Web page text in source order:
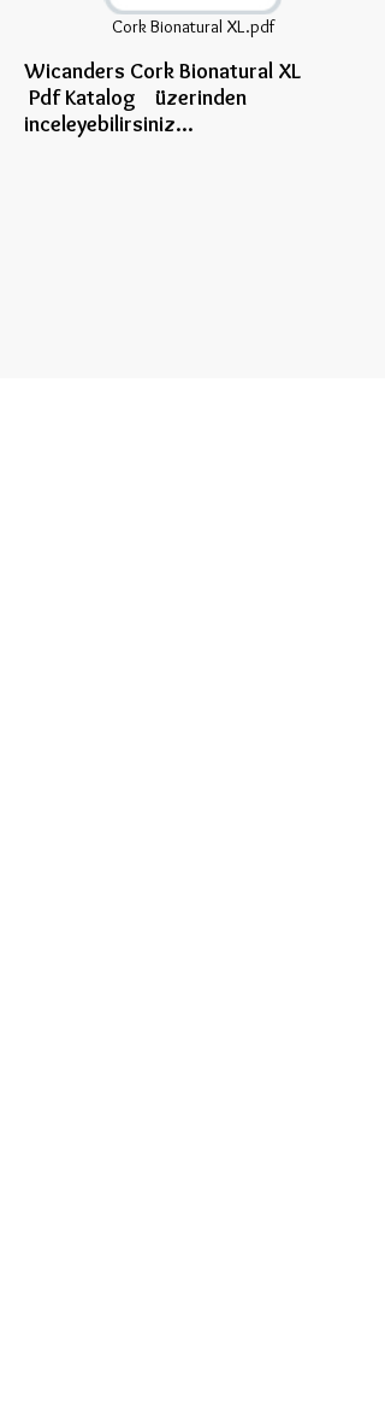
Cork Bionatural XL.pdf
Wicanders Cork Bionatural XL
Pdf Katalog üzerinden
inceleyebilirsiniz...